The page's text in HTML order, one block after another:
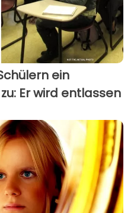
ein
Er wird entlassen